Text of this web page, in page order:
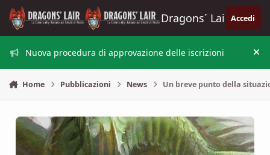
Vai al contenuto
Dragons´ Lair Accedi
Nuova procedura di approvazione delle iscrizioni
Home Pubblicazioni News Un breve punto della